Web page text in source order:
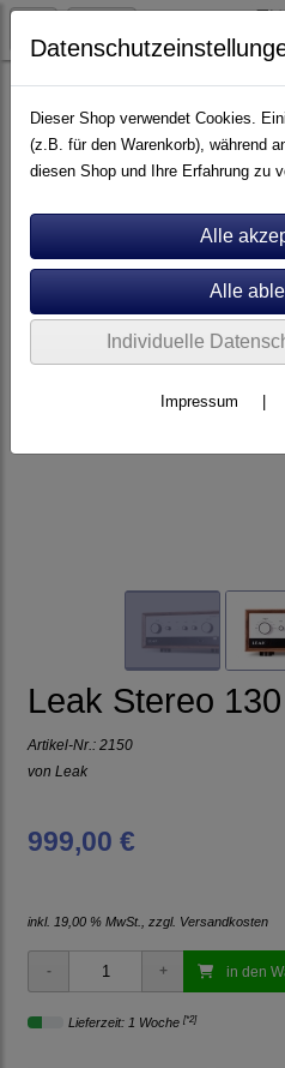
Elektronik Vollverstärker
Leak Stereo
Artikel-Nr.: 2150
von Leak
999,00 €
inkl. 19,00 % MwSt., zzgl. Versandkosten
in den
Lieferzeit: 1 Woche [*2]
Dieser Shop verwendet Cookies.
(z.B. für den Warenkorb), während
diesen Shop und Ihre Erfahrung zu
Individuelle
Impressum